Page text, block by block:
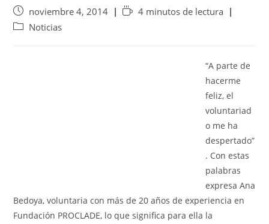
noviembre 4, 2014
4 minutos de lectura
Noticias
“A parte de
hacerme
feliz, el
voluntariad
o me ha
despertado”
. Con estas
palabras
expresa Ana
Bedoya, voluntaria con más de 20 años de experiencia en
Fundación PROCLADE, lo que significa para ella la